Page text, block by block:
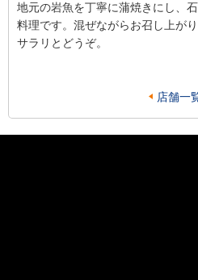
地元の岩魚を丁寧に蒲焼きにし、
料理です。混ぜながらお召し上が
サラリとどうぞ。
店舗一